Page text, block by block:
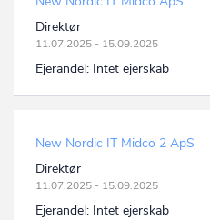
Direktør
11.07.2025 - 15.09.2025
Ejerandel: Intet ejerskab
New Nordic IT Midco 2 ApS
Direktør
11.07.2025 - 15.09.2025
Ejerandel: Intet ejerskab